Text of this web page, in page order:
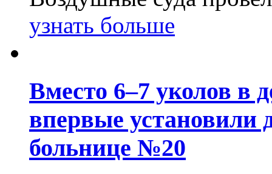
узнать больше
Вместо 6–7 уколов в
впервые установили
больнице №20